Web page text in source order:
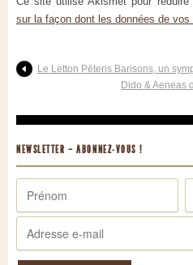
sur la façon dont les données de
Le Letton Pēteris Barisons, un
Dido & Aeneas
NEWSLETTER – ABONNEZ-VOUS !